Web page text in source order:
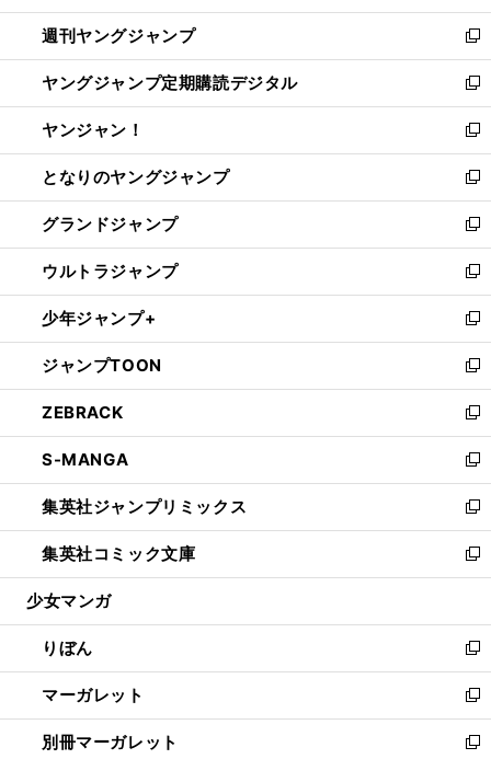
開
く
ウ
で
開
く
ン
ド
ウ
で
開
く
ウ
ィ
ン
ド
ウ
で
開
く
週刊ヤングジャンプ
新
し
い
ウ
ィ
ン
ド
ウ
で
開
く
ヤングジャンプ定期購読デジタル
新
し
い
ウ
ィ
ン
ド
ウ
で
開
く
ヤンジャン！
新
し
い
ウ
ィ
ン
ド
ウ
で
開
く
となりのヤングジャンプ
新
し
い
ウ
ィ
ン
ド
ウ
で
開
く
グランドジャンプ
新
し
い
ウ
ィ
ン
ド
ウ
で
開
く
ウルトラジャンプ
新
し
い
ウ
ィ
ン
ド
ウ
で
開
く
少年ジャンプ+
新
し
い
ウ
ィ
ン
ド
ウ
で
開
く
ジャンプTOON
新
し
い
ウ
ィ
ン
ド
ウ
で
開
ZEBRACK
新
し
い
ウ
ィ
ン
ド
ウ
開
く
S-MANGA
新
し
い
ウ
ィ
ン
ウ
で
開
く
集英社ジャンプリミックス
新
し
い
ウ
ン
ド
ウ
で
開
く
集英社コミック文庫
新
し
ウ
ィ
ン
ド
ウ
で
少女マンガ
りぼん
新
し
い
ウ
ィ
マーガレット
新
し
い
別冊マーガレット
新